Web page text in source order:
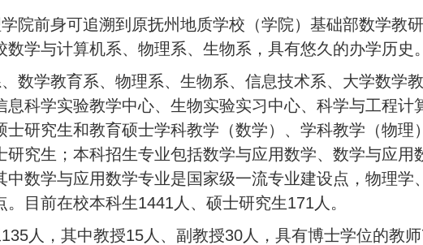
院前身可追溯到原抚州地质学校（学院）基础部数学教
学与计算机系、物理系、生物系，具有悠久的办学历史。
数学教育系、物理系、生物系、信息技术系、大学数学
息科学实验教学中心、生物实验实习中心、科学与工程计
士研究生和教育硕士学科教学（数学）、学科教学（物理
研究生；本科招生专业包括数学与应用数学、数学与应用
中数学与应用数学专业是国家级一流专业建设点，物理学
目前在校本科生1441人、硕士研究生171人。
人，其中教授15人、副教授30人，具有博士学位的教